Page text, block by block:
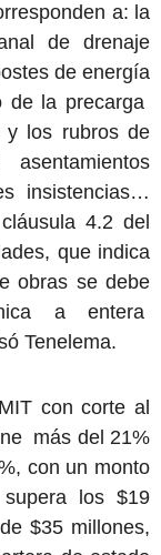
a: la
de drenaje
de energía
de la precarga
los rubros de
asentamientos
insistencias…
4.2 del
que indica
obras se debe
a entera
Tenelema.
con corte al
más del 21%
con un monto
los $19
$35 millones,